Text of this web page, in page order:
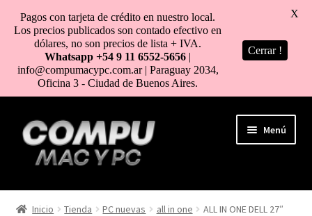
al
contenido
Menú
HOME
Inicio Tienda PC nuevas all in one
ALL IN ONE DELL 27″
Pagos con tarjeta de crédito en nuestro local.
Los precios publicados son contado efectivo en
dólares, no son precios de lista + IVA.
Whatsapp +54 9 11 6552-5656 |
info@compumacypc.com.ar | Paraguay 2034,
Oficina 3 - Ciudad de Buenos Aires.
Cerrar !
X